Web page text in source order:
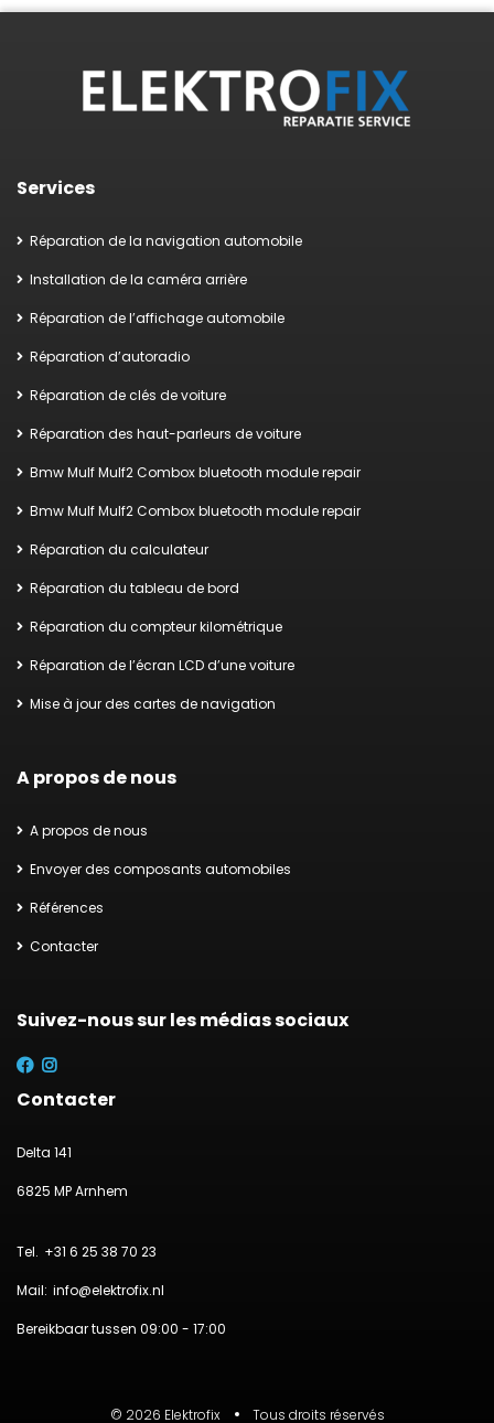
Services
Réparation de la navigation automobile
Installation de la caméra arrière
Réparation de l’affichage automobile
Réparation d’autoradio
Réparation de clés de voiture
Réparation des haut-parleurs de voiture
Bmw Mulf Mulf2 Combox bluetooth module repair
Bmw Mulf Mulf2 Combox bluetooth module repair
Réparation du calculateur
Réparation du tableau de bord
Réparation du compteur kilométrique
Réparation de l’écran LCD d’une voiture
Mise à jour des cartes de navigation
A propos de nous
A propos de nous
Envoyer des composants automobiles
Références
Contacter
Suivez-nous sur les médias sociaux
Contacter
Delta 141
6825 MP Arnhem
+31 6 25 38 70 23
info@elektrofix.nl
Bereikbaar tussen 09:00 - 17:00
© 2026 Elektrofix Tous droits réservés